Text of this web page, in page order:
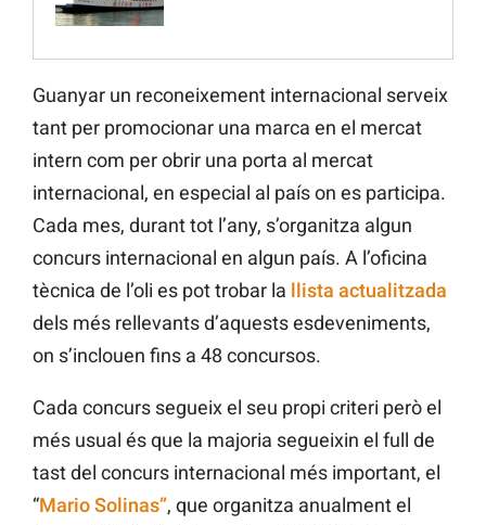
Guanyar un reconeixement internacional serveix
tant per promocionar una marca en el mercat
intern com per obrir una porta al mercat
internacional, en especial al país on es participa.
Cada mes, durant tot l’any, s’organitza algun
concurs internacional en algun país. A l’oficina
tècnica de l’oli es pot trobar la llista actualitzada
dels més rellevants d’aquests esdeveniments,
on s’inclouen fins a 48 concursos.
Cada concurs segueix el seu propi criteri però el
més usual és que la majoria segueixin el full de
tast del concurs internacional més important, el
“Mario Solinas”, que organitza anualment el